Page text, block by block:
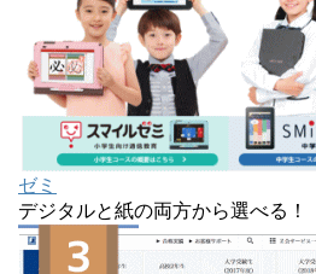
ゼミ
デジタルと紙の両方から選べる！